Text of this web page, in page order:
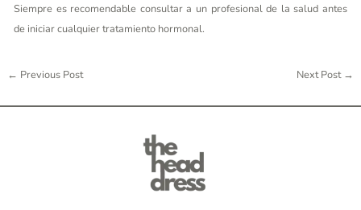
Siempre es recomendable consultar a un profesional de la salud antes
de iniciar cualquier tratamiento hormonal.
← Previous Post Next Post →